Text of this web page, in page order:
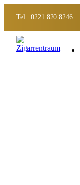
Tel.: 0221 820 8246